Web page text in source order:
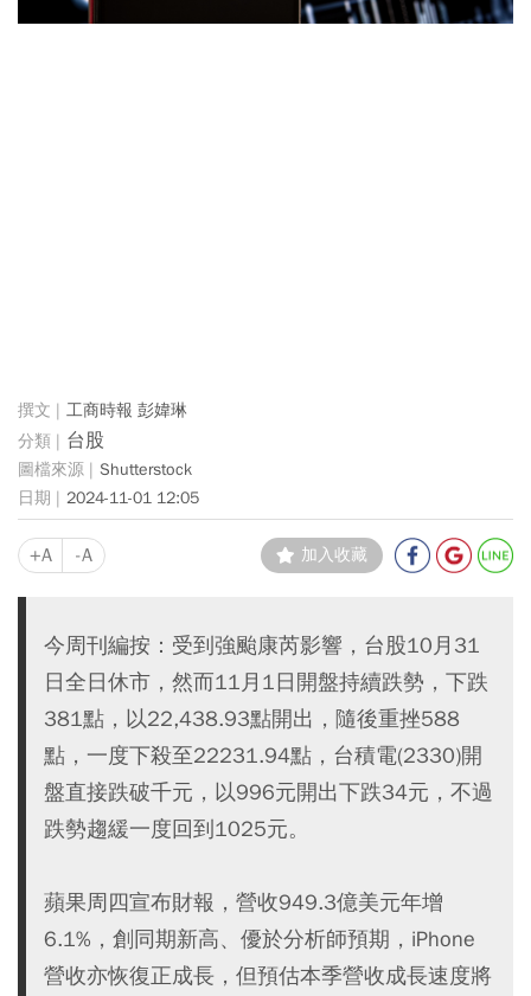
工商時報 彭媁琳
台股
Shutterstock
2024-11-01 12:05
+A -A 加入收藏
今周刊編按：受到強颱康芮影響，台股10月31
日全日休市，然而11月1日開盤持續跌勢，下跌
381點，以22,438.93點開出，隨後重挫588
點，一度下殺至22231.94點，台積電(2330)開
盤直接跌破千元，以996元開出下跌34元，不過
跌勢趨緩一度回到1025元。
蘋果周四宣布財報，營收949.3億美元年增
6.1%，創同期新高、優於分析師預期，iPhone
營收亦恢復正成長，但預估本季營收成長速度將